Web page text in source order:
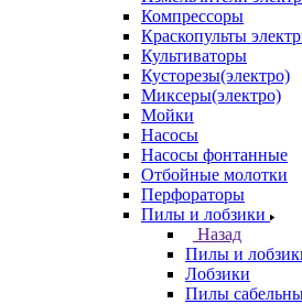
Компрессоры
Краскопульты
Культиваторы
Кусторезы(электро)
Миксеры(электро)
Мойки
Насосы
Насосы фонтанные
Отбойные молотки
Перфораторы
Пилы и лобзики
Назад
Пилы и
Лобзики
Пилы